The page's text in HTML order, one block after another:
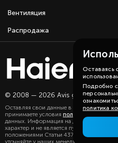
Вентиляция
Распродажа
© 2008 — 2026 Avis group.Карта
Оставляя свои данные в любой форме на
принимаете условия политики
данных. Информация на данном сайте
характер и не является публичной
положениями Статьи 437(2) ГК РФ.
уточняйте у наших менеджеров.
Оставаясь
Подробно с
политика